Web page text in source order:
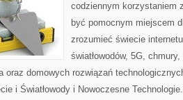
codziennym korzystaniem
być pomocnym miejscem
zrozumieć świecie
światłowodów, 5G,
oraz domowych rozwiązań
i Światłowody i Nowoczesne